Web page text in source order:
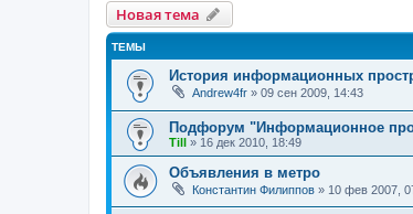
Новая тема
ТЕМЫ
История информационных
Andrew4fr » 09 сен 2009, 14:43
Подфорум "Информационное
Till » 16 дек 2010, 18:49
Объявления в метро
Константин Филиппов » 10 фев 2007,